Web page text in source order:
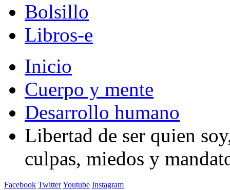
Bolsillo
Libros-e
Inicio
Cuerpo y mente
Desarrollo humano
Libertad de ser quien
culpas, miedos y
Facebook TwitterYoutube Instagram